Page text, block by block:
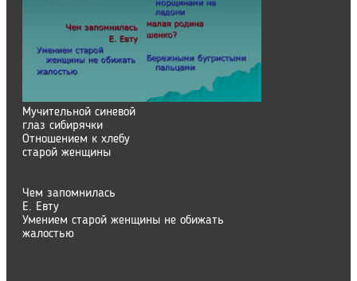
Мучительной синевой
глаз сибирячки
Отношением к хлебу
старой женщины
Чем запомнилась
Е. Евту
Умением старой женщины не обижать
жалостью